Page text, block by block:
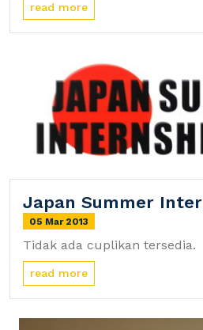
read more
Japan Summer
05 Mar 2013
Tidak ada cuplikan tersedia.
read more